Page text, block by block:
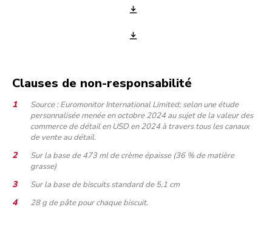
Clauses de non-responsabilité
Source : Euromonitor International Limited; selon une étude
personnalisée menée en octobre 2024 au sujet de la valeur des
commerce de détail en USD en 2024 à travers tous les canaux
de vente au détail.
Sur la base de 473 ml de crème épaisse (36 % de matière
grasse)
Sur la base de biscuits standard de 5,1 cm
28 g de pâte pour chaque biscuit.